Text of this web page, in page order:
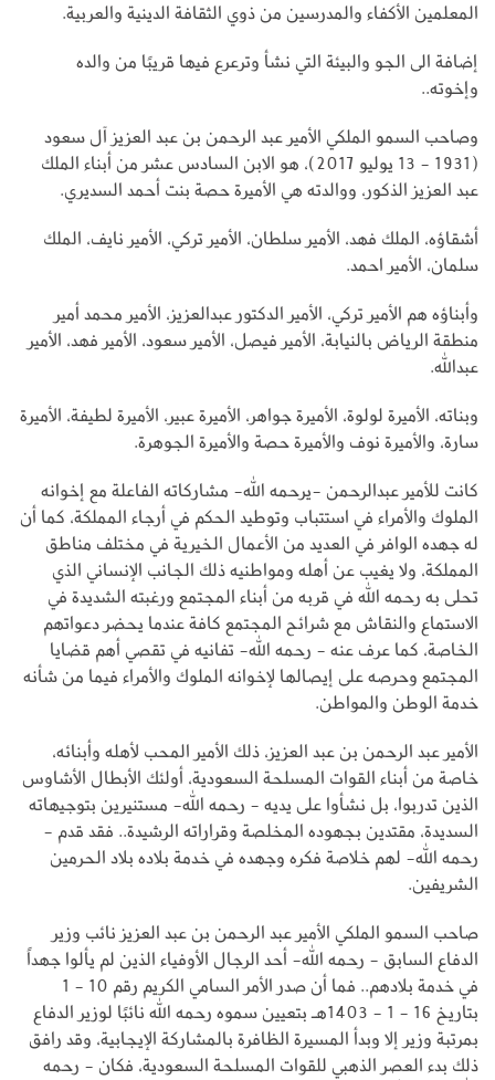
المعلمين الأكفاء والمدرسين من ذوي الثقافة الدينية والعربية.
إضافة الى الجو والبيئة التي نشأ وترعرع فيها قريبًا من والده
وإخوته..
وصاحب السمو الملكي الأمير عبد الرحمن بن عبد العزيز آل سعود
(1931 - 13 يوليو 2017)، هو الابن السادس عشر من أبناء الملك
عبد العزيز الذكور، ووالدته هي الأميرة حصة بنت أحمد السديري.
أشقاؤه، الملك فهد، الأمير سلطان، الأمير تركي، الأمير نايف، الملك
سلمان، الأمير احمد.
وأبناؤه هم الأمير تركي، الأمير الدكتور عبدالعزيز، الأمير محمد أمير
منطقة الرياض بالنيابة، الأمير فيصل، الأمير سعود، الأمير فهد، الأمير
عبدالله.
وبناته، الأميرة لولوة، الأميرة جواهر، الأميرة عبير، الأميرة لطيفة، الأميرة
سارة، والأميرة نوف والأميرة حصة والأميرة الجوهرة.
كانت للأمير عبدالرحمن -يرحمه الله- مشاركاته الفاعلة مع إخوانه
الملوك والأمراء في استتباب وتوطيد الحكم في أرجاء المملكة، كما أن
له جهده الوافر في العديد من الأعمال الخيرية في مختلف مناطق
المملكة، ولا يغيب عن أهله ومواطنيه ذلك الجانب الإنساني الذي
تحلى به رحمه الله في قربه من أبناء المجتمع ورغبته الشديدة في
الاستماع والنقاش مع شرائح المجتمع كافة عندما يحضر دعواتهم
الخاصة، كما عرف عنه - رحمه الله- تفانيه في تقصي أهم قضايا
المجتمع وحرصه على إيصالها لإخوانه الملوك والأمراء فيما من شأنه
خدمة الوطن والمواطن.
الأمير عبد الرحمن بن عبد العزيز، ذلك الأمير المحب لأهله وأبنائه،
خاصة من أبناء القوات المسلحة السعودية، أولئك الأبطال الأشاوس
الذين تدربوا، بل نشأوا على يديه - رحمه الله- مستنيرين بتوجيهاته
السديدة، مقتدين بجهوده المخلصة وقراراته الرشيدة.. فقد قدم -
رحمه الله- لهم خلاصة فكره وجهده في خدمة بلاده بلاد الحرمين
الشريفين.
صاحب السمو الملكي الأمير عبد الرحمن بن عبد العزيز نائب وزير
الدفاع السابق - رحمه الله- أحد الرجال الأوفياء الذين لم يألوا جهداً
في خدمة بلادهم.. فما أن صدر الأمر السامي الكريم رقم 10 - 1
بتاريخ 16 - 1 - 1403هـ بتعيين سموه رحمه الله نائبًا لوزير الدفاع
بمرتبة وزير إلا وبدأ المسيرة الظافرة بالمشاركة الإيجابية، وقد رافق
ذلك بدء العصر الذهبي للقوات المسلحة السعودية، فكان - رحمه